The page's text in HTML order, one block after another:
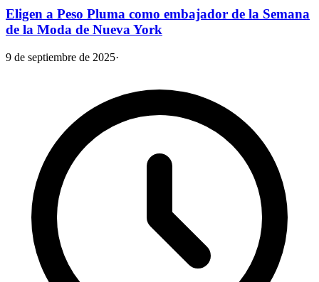
Eligen a Peso Pluma como embajador de la Semana
de la Moda de Nueva York
9 de septiembre de 2025·